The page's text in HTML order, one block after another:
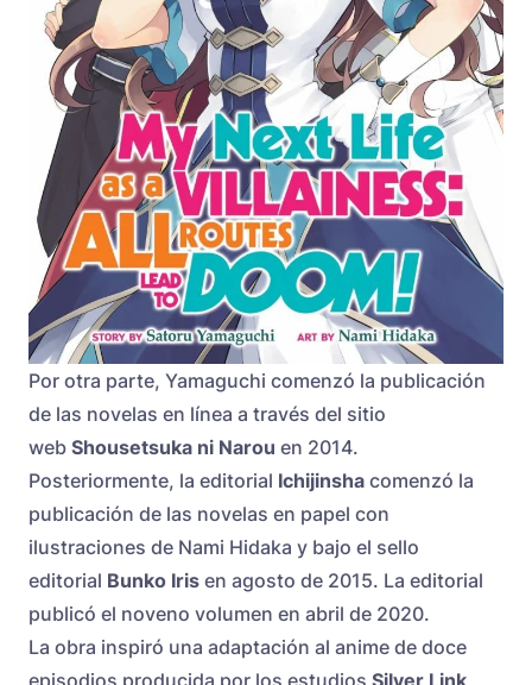
Por otra parte, Yamaguchi comenzó la publicación
de las novelas en línea a través del sitio
web Shousetsuka ni Narou en 2014.
Posteriormente, la editorial Ichijinsha comenzó la
publicación de las novelas en papel con
ilustraciones de Nami Hidaka y bajo el sello
editorial Bunko Iris en agosto de 2015. La editorial
publicó el noveno volumen en abril de 2020.
La obra inspiró una adaptación al anime de doce
episodios producida por los estudios Silver Link